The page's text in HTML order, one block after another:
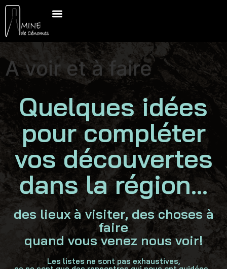
A voir et à faire
Quelques idées
pour compléter
vos découvertes
dans la région...
des lieux à visiter, des choses à
faire
quand vous venez nous voir!
Les listes ne sont pas exhaustives,